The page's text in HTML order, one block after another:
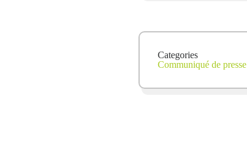
Categories
Communiqué de presse